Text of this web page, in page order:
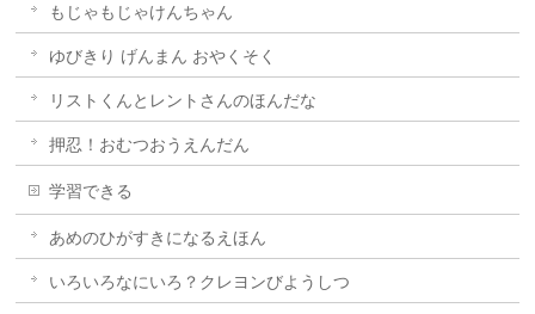
もじゃもじゃけんちゃん
ゆびきり げんまん おやくそく
リストくんとレントさんのほんだな
押忍！おむつおうえんだん
学習できる
あめのひがすきになるえほん
いろいろなにいろ？クレヨンびようしつ